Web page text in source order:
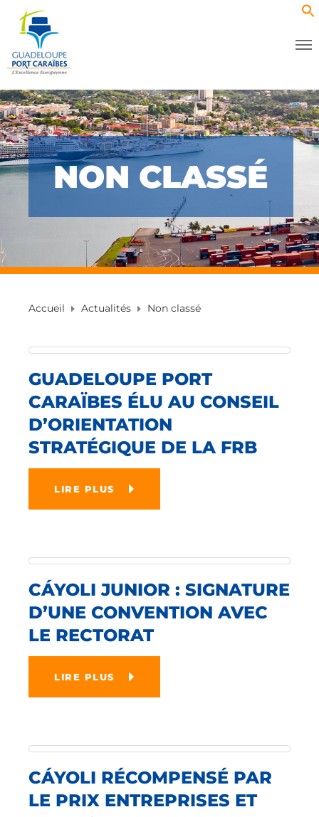
NON CLASSÉ
Accueil Actualités Non classé
GUADELOUPE PORT
CARAÏBES ÉLU AU CONSEIL
D’ORIENTATION
STRATÉGIQUE DE LA FRB
LIRE PLUS
CÁYOLI JUNIOR : SIGNATURE
D’UNE CONVENTION AVEC
LE RECTORAT
LIRE PLUS
CÁYOLI RÉCOMPENSÉ PAR
LE PRIX ENTREPRISES ET